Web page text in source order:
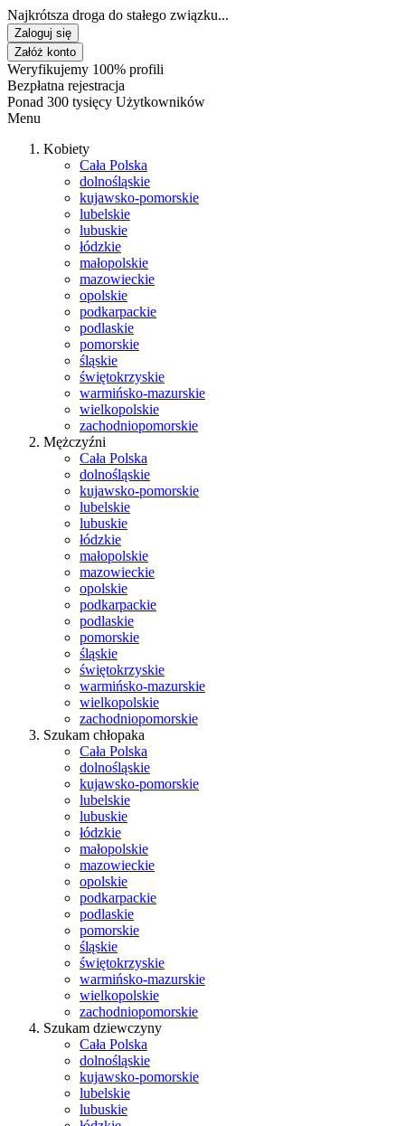
Najkrótsza droga do stałego związku...
Zaloguj się
Załóż konto
Weryfikujemy 100% profili
Bezpłatna rejestracja
Ponad 300 tysięcy Użytkowników
Menu
Kobiety
Cała Polska
dolnośląskie
kujawsko-pomorskie
lubelskie
lubuskie
łódzkie
małopolskie
mazowieckie
opolskie
podkarpackie
podlaskie
pomorskie
śląskie
świętokrzyskie
warmińsko-mazurskie
wielkopolskie
zachodniopomorskie
Mężczyźni
Cała Polska
dolnośląskie
kujawsko-pomorskie
lubelskie
lubuskie
łódzkie
małopolskie
mazowieckie
opolskie
podkarpackie
podlaskie
pomorskie
śląskie
świętokrzyskie
warmińsko-mazurskie
wielkopolskie
zachodniopomorskie
Szukam chłopaka
Cała Polska
dolnośląskie
kujawsko-pomorskie
lubelskie
lubuskie
łódzkie
małopolskie
mazowieckie
opolskie
podkarpackie
podlaskie
pomorskie
śląskie
świętokrzyskie
warmińsko-mazurskie
wielkopolskie
zachodniopomorskie
Szukam dziewczyny
Cała Polska
dolnośląskie
kujawsko-pomorskie
lubelskie
lubuskie